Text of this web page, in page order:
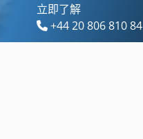
立即了解
+44 20 806 810 84